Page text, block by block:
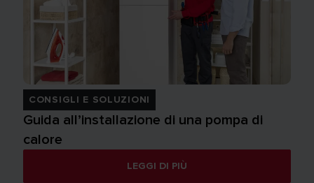
CONSIGLI E SOLUZIONI
Guida all’installazione di una pompa di
calore
LEGGI DI PIÙ